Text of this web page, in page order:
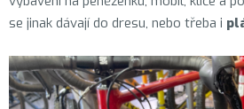
se jinak dávají do dresu, nebo třeba i